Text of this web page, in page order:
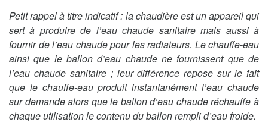
Petit rappel à titre indicatif : la chaudière est un appareil qui
sert à produire de l’eau chaude sanitaire mais aussi à
fournir de l’eau chaude pour les radiateurs. Le chauffe-eau
ainsi que le ballon d’eau chaude ne fournissent que de
l’eau chaude sanitaire ; leur différence repose sur le fait
que le chauffe-eau produit instantanément l’eau chaude
sur demande alors que le ballon d’eau chaude réchauffe à
chaque utilisation le contenu du ballon rempli d’eau froide.